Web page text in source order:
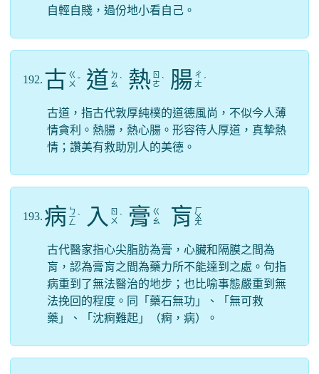
自輕自賤，過份地小看自己。
192. 古 ㄍ
ㄨ ˇ 道 ㄉ
ㄠ ˋ 熱 ㄖ
ㄜ ˋ 腸 ㄔ
ㄤ ˊ
古道，指古代敦厚純樸的道德風尚，不似今人薄
情貪利。熱腸，熱心腸。形容待人厚道，真摯熱
情；讚美有救助別人的美德。
193. 病 ㄅ
ㄧ
ㄥ
ˋ 入
ㄖ
ㄨ ˋ 膏 ㄍ
ㄠ
肓 ㄏ
ㄨ
ㄤ
古代醫家指心尖脂肪為膏，心臟和隔膜之間為
肓，認為膏肓之間為藥力所不能達到之處。句指
病重到了無法醫治的地步；也比喻事態嚴重到無
法挽回的程度。同「藥石無功」、「無可救
藥」、「沈痾難起」（痾，病）。